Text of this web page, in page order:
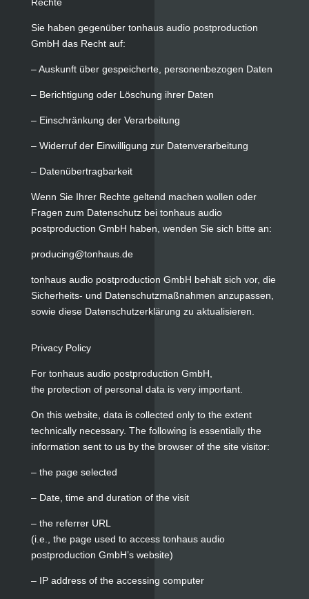
Sie haben gegenüber tonhaus audio postproduction
GmbH das Recht auf:
– Auskunft über gespeicherte, personenbezogen Daten
– Berichtigung oder Löschung ihrer Daten
– Einschränkung der Verarbeitung
– Widerruf der Einwilligung zur Datenverarbeitung
– Datenübertragbarkeit
Wenn Sie Ihrer Rechte geltend machen wollen oder
Fragen zum Datenschutz bei tonhaus audio
postproduction GmbH haben, wenden Sie sich bitte an:
producing@tonhaus.de
tonhaus audio postproduction GmbH behält sich vor, die
Sicherheits- und Datenschutzmaßnahmen anzupassen,
sowie diese Datenschutzerklärung zu aktualisieren.
Privacy Policy
For tonhaus audio postproduction GmbH,
the protection of personal data is very important.
On this website, data is collected only to the extent
technically necessary. The following is essentially the
information sent to us by the browser of the site visitor:
– the page selected
– Date, time and duration of the visit
– the referrer URL
(i.e., the page used to access tonhaus audio
postproduction GmbH’s website)
– IP address of the accessing computer